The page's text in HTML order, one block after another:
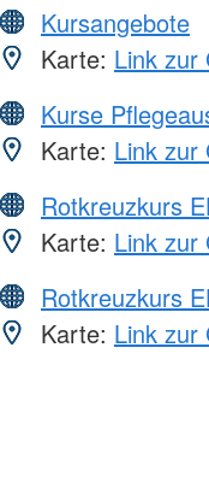
Kursangebote
Karte: Link zur
Kurse
Karte: Link zur
Rotkreuzkurs
Karte: Link zur
Rotkreuzkurs
Karte: Link zur